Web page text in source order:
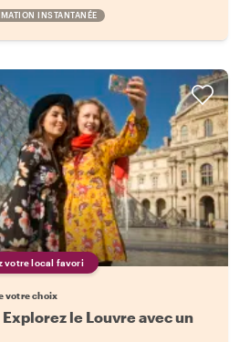
INSTANTANÉE
votre local favori
votre choix
le Louvre avec un